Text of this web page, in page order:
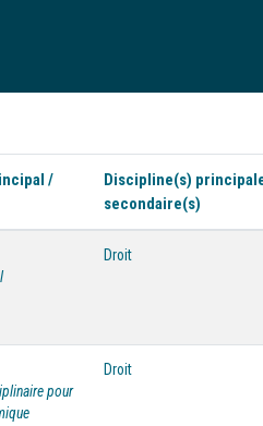
/
Discipline(s)
secondaire(s)
Droit
pour
Droit